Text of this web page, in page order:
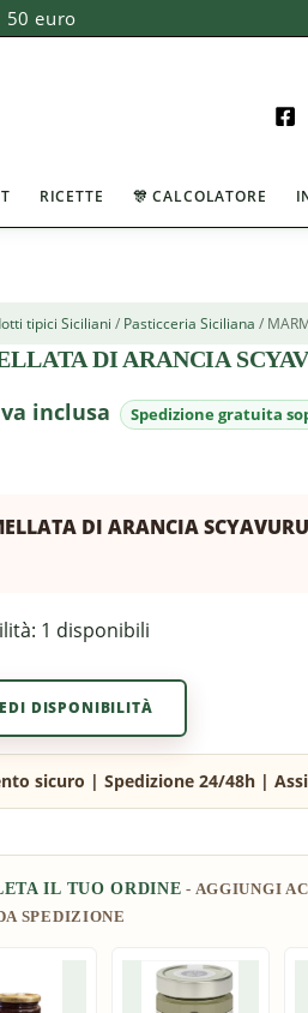
50 euro
RICETTE 🎊 CALCOLATORE
tipici Siciliani / Pasticceria Siciliana /
DI ARANCIA
inclusa
DI ARANCIA
1 disponibili
DISPONIBILITÀ
IL TUO ORDINE